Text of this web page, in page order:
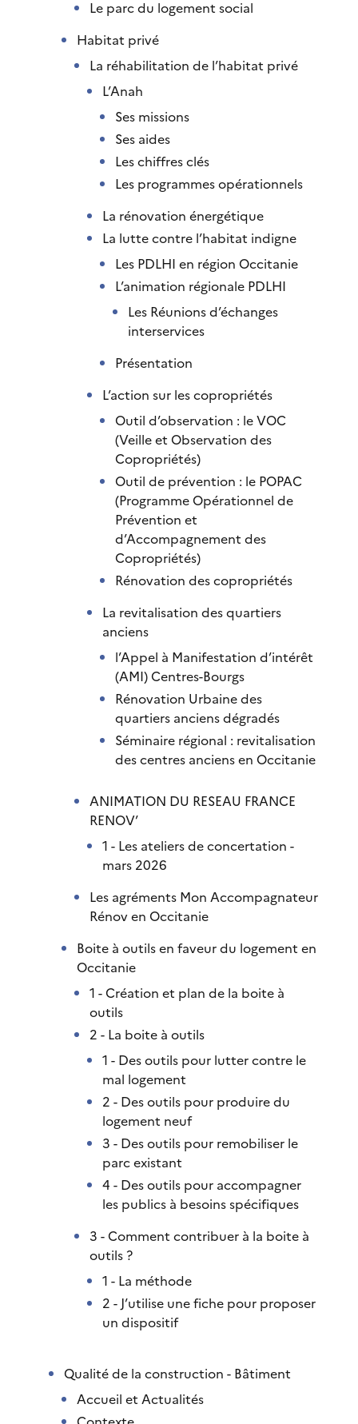
Le parc du logement social
Habitat privé
La réhabilitation de l’habitat privé
L’Anah
Ses missions
Ses aides
Les chiffres clés
Les programmes opérationnels
La rénovation énergétique
La lutte contre l’habitat indigne
Les PDLHI en région Occitanie
L’animation régionale PDLHI
Les Réunions d’échanges
interservices
Présentation
L’action sur les copropriétés
Outil d’observation : le VOC
(Veille et Observation des
Copropriétés)
Outil de prévention : le POPAC
(Programme Opérationnel de
Prévention et
d’Accompagnement des
Copropriétés)
Rénovation des copropriétés
La revitalisation des quartiers
anciens
l’Appel à Manifestation d’intérêt
(AMI) Centres-Bourgs
Rénovation Urbaine des
quartiers anciens dégradés
Séminaire régional : revitalisation
des centres anciens en Occitanie
ANIMATION DU RESEAU FRANCE
RENOV’
1 - Les ateliers de concertation -
mars 2026
Les agréments Mon Accompagnateur
Rénov en Occitanie
Boite à outils en faveur du logement en
Occitanie
1 - Création et plan de la boite à
outils
2 - La boite à outils
1 - Des outils pour lutter contre le
mal logement
2 - Des outils pour produire du
logement neuf
3 - Des outils pour remobiliser le
parc existant
4 - Des outils pour accompagner
les publics à besoins spécifiques
3 - Comment contribuer à la boite à
outils ?
1 - La méthode
2 - J’utilise une fiche pour proposer
un dispositif
Qualité de la construction - Bâtiment
Accueil et Actualités